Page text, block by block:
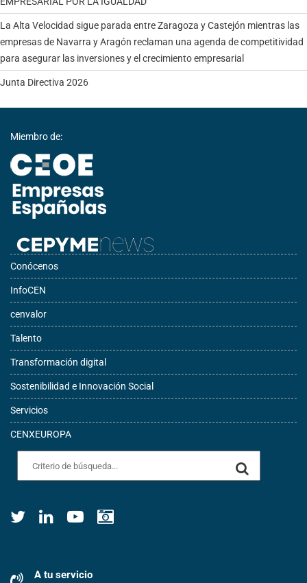
La Alta Velocidad sigue parada entre Zaragoza y Castejón mientras las
empresas de Navarra y Aragón reclaman una agenda de competitividad
para asegurar las inversiones y el crecimiento empresarial
Junta Directiva 2026
Miembro de:
Conócenos
InfoCEN
cenvalor
Talento
Transformación digital
Sostenibilidad e Innovación Social
Servicios
CENXEUROPA
A tu servicio